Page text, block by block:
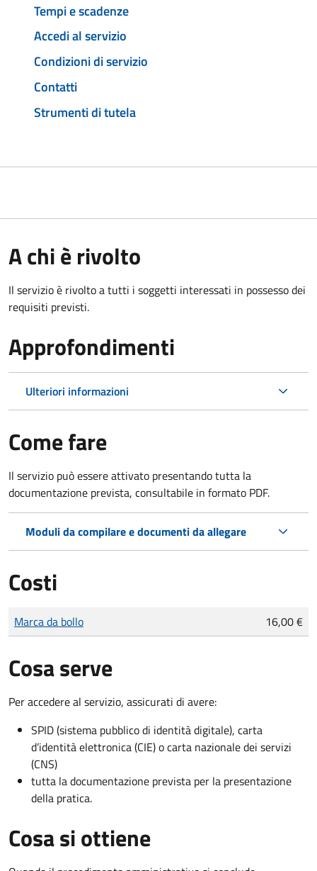
Tempi e scadenze
Accedi al servizio
Condizioni di servizio
Contatti
Strumenti di tutela
A chi è rivolto
Il servizio è rivolto a tutti i soggetti interessati in possesso dei
requisiti previsti.
Approfondimenti
Ulteriori informazioni
Come fare
Il servizio può essere attivato presentando tutta la
documentazione prevista, consultabile in formato PDF.
Moduli da compilare e documenti da allegare
Costi
Tipo di pagamento
Importo
Marca da bollo 16,00 €
Cosa serve
Per accedere al servizio, assicurati di avere:
SPID (sistema pubblico di identità digitale), carta
d’identità elettronica (CIE) o carta nazionale dei servizi
(CNS)
tutta la documentazione prevista per la presentazione
della pratica.
Cosa si ottiene